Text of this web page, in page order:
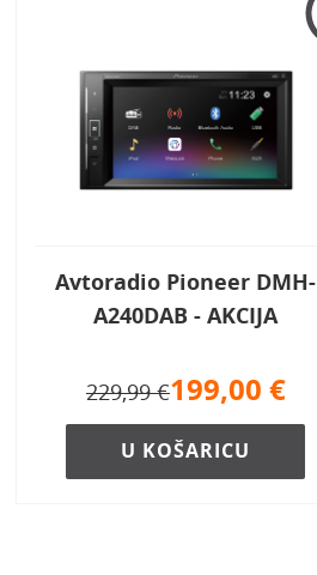
Avtoradio Pioneer DMH-
A240DAB - AKCIJA
229,99 €199,00 €
U KOŠARICU